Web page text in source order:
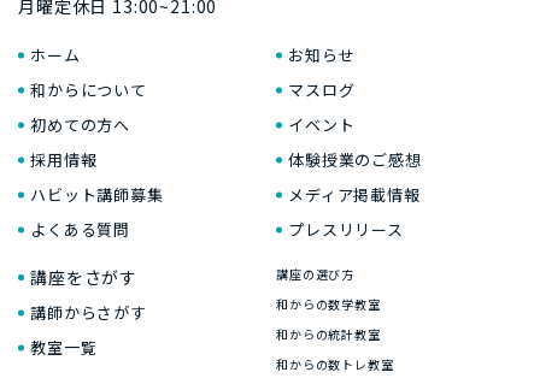
月曜定休日 13:00~21:00
ホーム
和からについて
初めての方へ
採用情報
ハビット講師募集
よくある質問
お知らせ
マスログ
イベント
体験授業のご感想
メディア掲載情報
プレスリリース
講座をさがす
講師からさがす
教室一覧
講座の選び方
和からの数学教室
和からの統計教室
和からの数トレ教室